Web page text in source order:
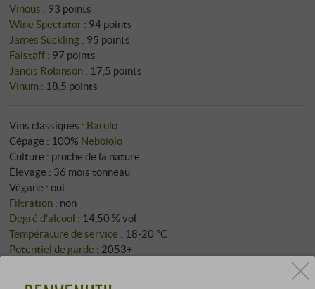
Vinous : 93 points
Wine Spectator : 94 points
James Suckling : 95 points
Falstaff : 97 points
Jancis Robinson : 17,5 points
Vinum : 18,5 points
Vins classiques : Barolo
Cépage : 100% Nebbiolo
Culture : proche de la nature
Élevage : 36 mois tonneau
Végane : oui
Filtration : non
Degré d'alcool : 14,50 % vol
Température de service : 18‑20 °C
Potentiel de garde : 2053+